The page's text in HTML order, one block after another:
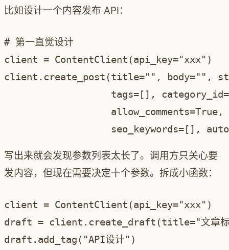
比如设计一个内容发布 API：
# 第一直觉设计
client = ContentClient(api_key="xxx")
client.create_post(title="", body="",
tags=[],
写出来就会发现参数列表太长了。调用方只关心要
发内容，但现在需要决定十个参数。拆成小函数：
client = ContentClient(api_key="xxx")
draft = client.create_draft(title="文章标
draft.add_tag("API设计")